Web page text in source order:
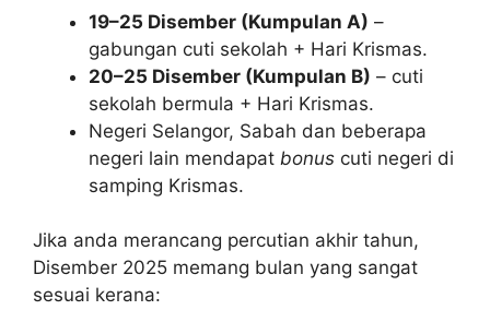
19–25 Disember (Kumpulan A) –
gabungan cuti sekolah + Hari Krismas.
20–25 Disember (Kumpulan B) – cuti
sekolah bermula + Hari Krismas.
Negeri Selangor, Sabah dan beberapa
negeri lain mendapat bonus cuti negeri di
samping Krismas.
Jika anda merancang percutian akhir tahun,
Disember 2025 memang bulan yang sangat
sesuai kerana: